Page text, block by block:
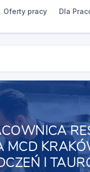
Oferty pracy Dla
MCD
I